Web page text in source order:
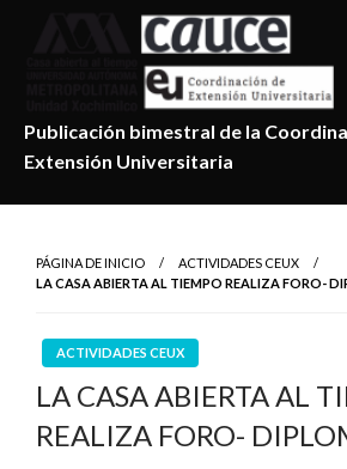
Publicación bimestral de la
Extensión Universitaria
PÁGINA DE INICIO
ACTIVIDADES CEUX
LA CASA ABIERTA AL TIEMPO REALIZA FORO-
ACTIVIDADES CEUX
LA CASA ABIERTA AL
REALIZA FORO-